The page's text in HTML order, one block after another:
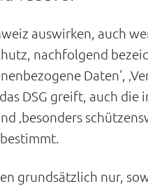
auswirken, auch
nachfolgend
Daten‘,
DSG greift, auch die
‚besonders
grundsätzlich nur,